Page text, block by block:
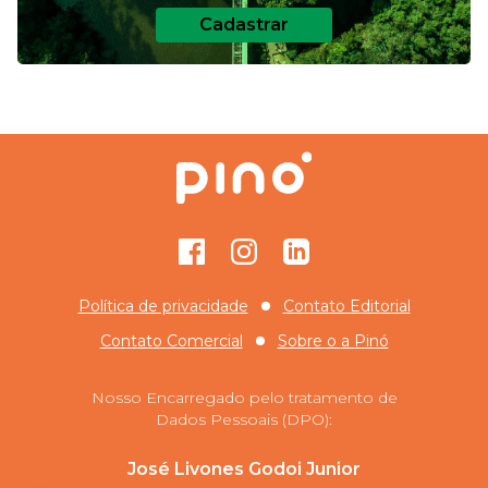
Cadastrar
FacebookInstagramGitHub
Política de privacidade
Contato Editorial
Contato Comercial
Sobre o a Pinó
Nosso Encarregado pelo tratamento de
Dados Pessoais (DPO):
José Livones Godoi Junior